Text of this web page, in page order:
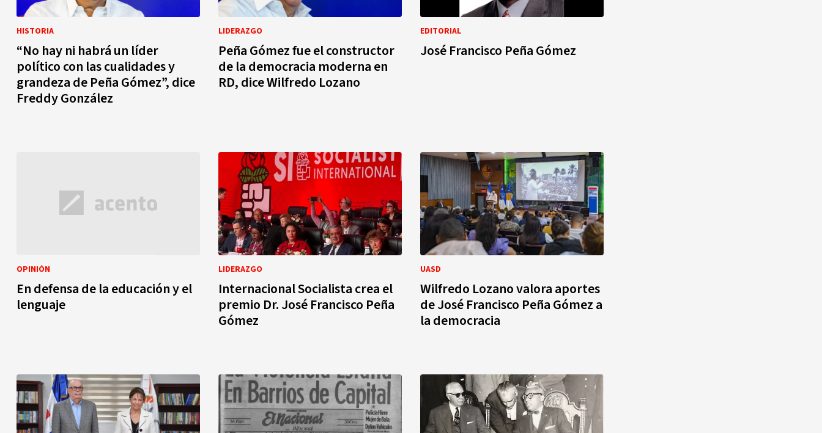
HISTORIA
“No hay ni habrá un líder
político con las cualidades y
grandeza de Peña Gómez”, dice
Freddy González
LIDERAZGO
Peña Gómez fue el constructor
de la democracia moderna en
RD, dice Wilfredo Lozano
EDITORIAL
José Francisco Peña Gómez
OPINIÓN
En defensa de la educación y el
lenguaje
LIDERAZGO
Internacional Socialista crea el
premio Dr. José Francisco Peña
Gómez
UASD
Wilfredo Lozano valora aportes
de José Francisco Peña Gómez a
la democracia